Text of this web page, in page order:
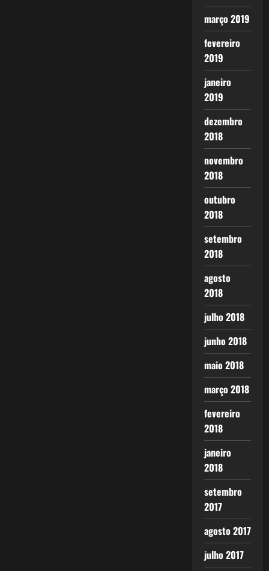
março 2019
fevereiro
2019
janeiro
2019
dezembro
2018
novembro
2018
outubro
2018
setembro
2018
agosto
2018
julho 2018
junho 2018
maio 2018
março 2018
fevereiro
2018
janeiro
2018
setembro
2017
agosto 2017
julho 2017